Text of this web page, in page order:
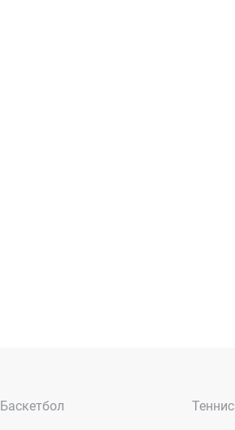
Баскетбол Теннис